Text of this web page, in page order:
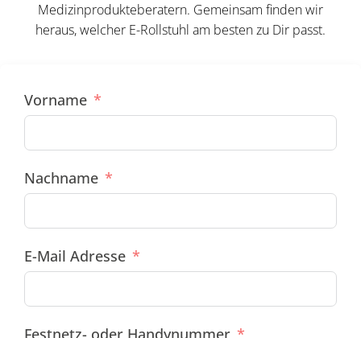
Medizinprodukteberatern. Gemeinsam finden wir
heraus, welcher E-Rollstuhl am besten zu Dir passt.
Vorname
Nachname
E-Mail Adresse